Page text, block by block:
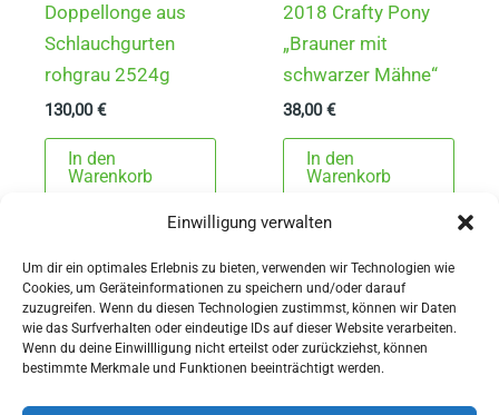
Einwilligung verwalten
Um dir ein optimales Erlebnis zu bieten, verwenden wir Technologien wie
Cookies, um Geräteinformationen zu speichern und/oder darauf
zuzugreifen. Wenn du diesen Technologien zustimmst, können wir Daten
wie das Surfverhalten oder eindeutige IDs auf dieser Website verarbeiten.
Wenn du deine Einwillligung nicht erteilst oder zurückziehst, können
bestimmte Merkmale und Funktionen beeinträchtigt werden.
Doppellonge aus
Schlauchgurten
rohgrau 2524g
130,00€
In den
Warenkorb
2018 Crafty Pony
„Brauner mit
schwarzer Mähne“
38,00€
In den
Warenkorb
AGBs